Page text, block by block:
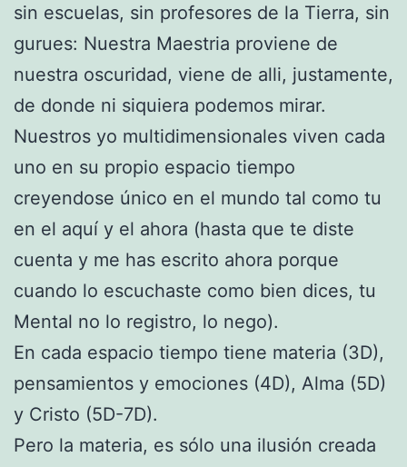
sin escuelas, sin profesores de la Tierra, sin
gurues: Nuestra Maestria proviene de
nuestra oscuridad, viene de alli, justamente,
de donde ni siquiera podemos mirar.
Nuestros yo multidimensionales viven cada
uno en su propio espacio tiempo
creyendose único en el mundo tal como tu
en el aquí y el ahora (hasta que te diste
cuenta y me has escrito ahora porque
cuando lo escuchaste como bien dices, tu
Mental no lo registro, lo nego).
En cada espacio tiempo tiene materia (3D),
pensamientos y emociones (4D), Alma (5D)
y Cristo (5D-7D).
Pero la materia, es sólo una ilusión creada